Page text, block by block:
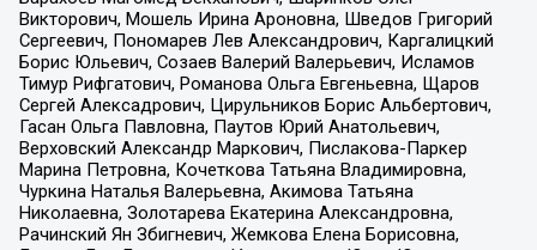
Викторович, Мошель Ирина Ароновна, Шведов Григорий
Сергеевич, Пономарев Лев Александрович, Каргалицкий
Борис Юльевич, Созаев Валерий Валерьевич, Исламов
Тимур Рифгатович, Романова Ольга Евгеньевна, Щаров
Сергей Алексадрович, Цирульников Борис Альбертович,
Гасан Ольга Павловна, Паутов Юрий Анатольевич,
Верховский Александр Маркович, Пислакова-Паркер
Марина Петровна, Кочеткова Татьяна Владимировна,
Чуркина Наталья Валерьевна, Акимова Татьяна
Николаевна, Золотарева Екатерина Александровна,
Рачинский Ян Збигневич, Жемкова Елена Борисовна,